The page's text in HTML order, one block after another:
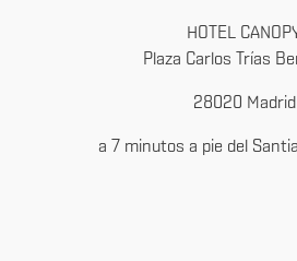
HOTEL
Plaza Carlos Trías
28020 Madrid
a 7 minutos a pie del